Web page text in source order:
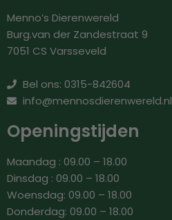
Menno’s Dierenwereld
Burg.van der Zandestraat 9
7051 CS Varsseveld
Bel ons: 0315-842604
info@mennosdierenwereld.nl
Openingstijden
Maandag : 09.00 – 18.00
Dinsdag : 09.00 – 18.00
Woensdag: 09.00 – 18.00
Donderdag: 09.00 – 18.00